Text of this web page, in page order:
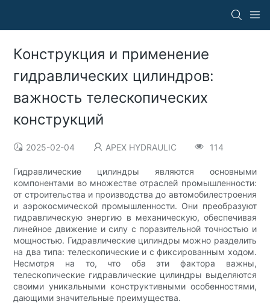
Конструкция и применение
гидравлических цилиндров:
важность телескопических
конструкций
2025-02-04 APEX HYDRAULIC 114
Гидравлические цилиндры являются основными
компонентами во множестве отраслей промышленности:
от строительства и производства до автомобилестроения
и аэрокосмической промышленности. Они преобразуют
гидравлическую энергию в механическую, обеспечивая
линейное движение и силу с поразительной точностью и
мощностью. Гидравлические цилиндры можно разделить
на два типа: телескопические и с фиксированным ходом.
Несмотря на то, что оба эти фактора важны,
телескопические гидравлические цилиндры выделяются
своими уникальными конструктивными особенностями,
дающими значительные преимущества.